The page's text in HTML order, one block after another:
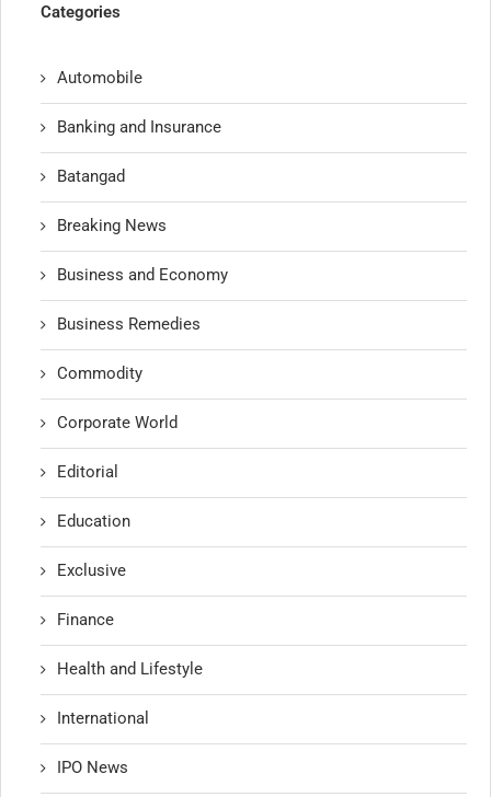
Categories
Automobile
Banking and Insurance
Batangad
Breaking News
Business and Economy
Business Remedies
Commodity
Corporate World
Editorial
Education
Exclusive
Finance
Health and Lifestyle
International
IPO News